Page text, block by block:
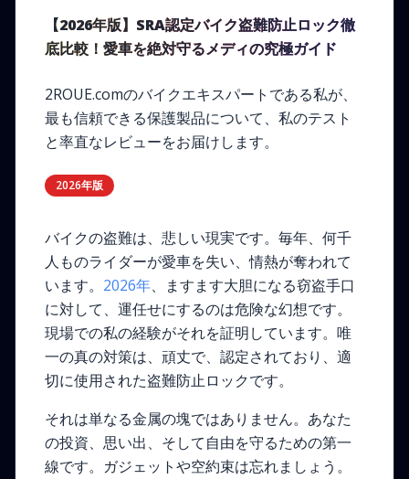
【2026年版】SRA認定バイク盗難防止ロック徹
底比較！愛車を絶対守るメディの究極ガイド
2ROUE.comのバイクエキスパートである私が、
最も信頼できる保護製品について、私のテスト
と率直なレビューをお届けします。
2026年版
バイクの盗難は、悲しい現実です。毎年、何千
人ものライダーが愛車を失い、情熱が奪われて
います。 2026年、ますます大胆になる窃盗手口
に対して、運任せにするのは危険な幻想です。
現場での私の経験がそれを証明しています。唯
一の真の対策は、頑丈で、認定されており、適
切に使用された盗難防止ロックです。
それは単なる金属の塊ではありません。あなた
の投資、思い出、そして自由を守るための第一
線です。ガジェットや空約束は忘れましょう。